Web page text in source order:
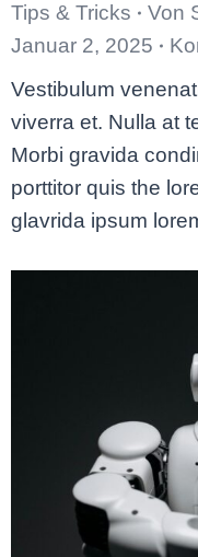
Tips & Tricks Von
Januar 2, 2025
Vestibulum
viverra et. Nulla at
Morbi gravida
porttitor quis the
glavrida ipsum